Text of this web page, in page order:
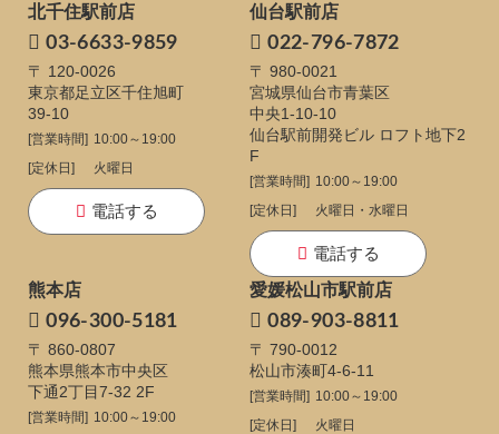
北千住駅前店
03-6633-9859
〒 120-0026
東京都足立区千住旭町
39-10
[営業時間] 10:00～19:00
[定休日]
火曜日
電話する
仙台駅前店
022-796-7872
〒 980-0021
宮城県仙台市青葉区
中央1-10-10
仙台駅前開発ビル ロフト地下2
F
[営業時間] 10:00～19:00
[定休日]
火曜日・水曜日
電話する
熊本店
096-300-5181
〒 860-0807
熊本県熊本市中央区
下通2丁目7-32 2F
[営業時間] 10:00～19:00
愛媛松山市駅前店
089-903-8811
〒 790-0012
松山市湊町4-6-11
[営業時間] 10:00～19:00
[定休日]
火曜日